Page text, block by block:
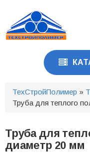
основному
содержанию
ТехСтройПолимер »
Труба для теплого
Труба для
диаметр 20 мм